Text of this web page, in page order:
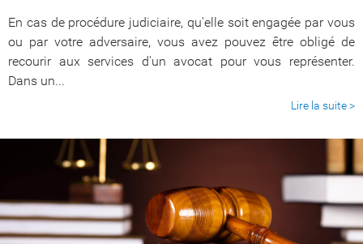
En cas de procédure judiciaire, qu'elle soit engagée par vous
ou par votre adversaire, vous avez pouvez être obligé de
recourir aux services d'un avocat pour vous représenter.
Dans un...
Lire la suite >